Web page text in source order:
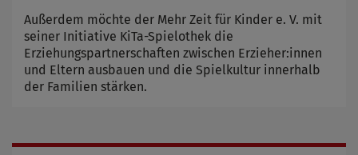
Außerdem möchte der Mehr Zeit für Kinder e. V. mit
seiner Initiative KiTa-Spielothek die
Erziehungspartnerschaften zwischen Erzieher:innen
und Eltern ausbauen und die Spielkultur innerhalb
der Familien stärken.